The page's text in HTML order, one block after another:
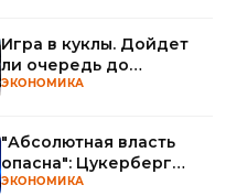
Игра в куклы. Дойдет
ли очередь до
Миллера?
ЭКОНОМИКА
"Абсолютная власть
опасна": Цукерберг
резко критикует OpenAI
ЭКОНОМИКА